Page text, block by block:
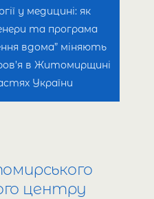
у медицині: як
та програма
вдома” міняють
в Житомирщині
України
центру